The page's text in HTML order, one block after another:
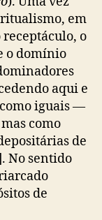
em
o
o domínio
aqui e
iguais —
como
de
No sentido
de